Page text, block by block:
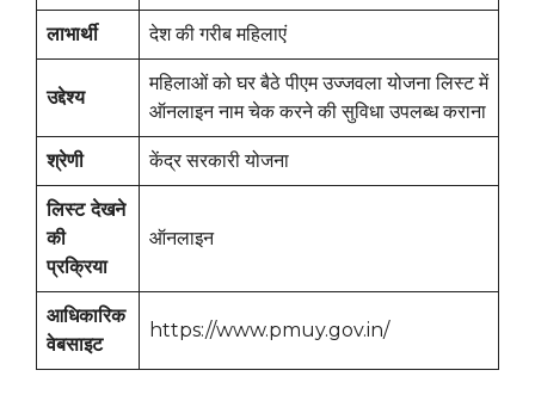
लाभार्थी देश की गरीब महिलाएं
उद्देश्य
महिलाओं को घर बैठे पीएम उज्जवला योजना लिस्ट में
ऑनलाइन नाम चेक करने की सुविधा उपलब्ध कराना
श्रेणी केंद्र सरकारी योजना
लिस्ट देखने
की
प्रक्रिया
ऑनलाइन
आधिकारिक
वेबसाइट
https://www.pmuy.gov.in/